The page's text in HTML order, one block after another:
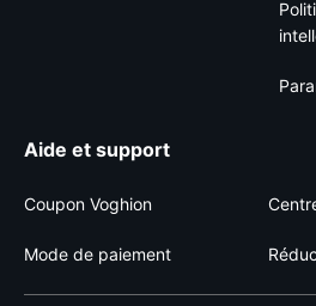
Aide et support
Coupon Voghion
Mode de paiement